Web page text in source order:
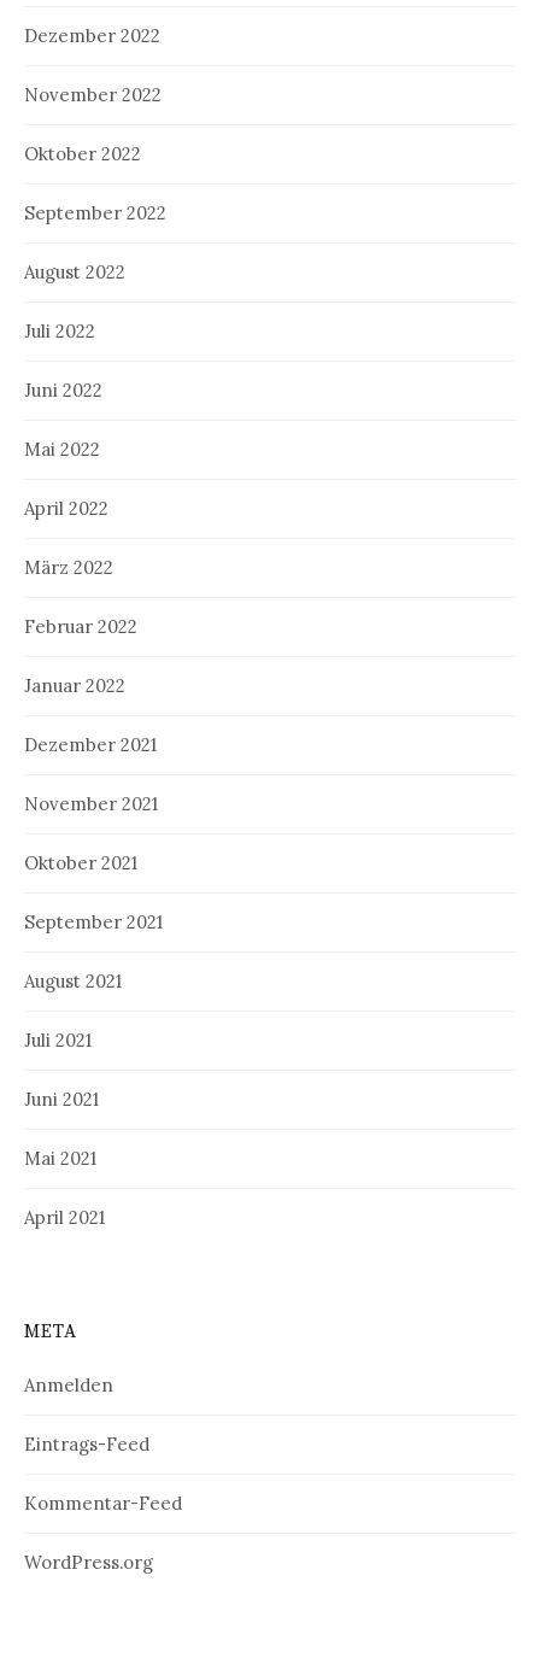
Dezember 2022
November 2022
Oktober 2022
September 2022
August 2022
Juli 2022
Juni 2022
Mai 2022
April 2022
März 2022
Februar 2022
Januar 2022
Dezember 2021
November 2021
Oktober 2021
September 2021
August 2021
Juli 2021
Juni 2021
Mai 2021
April 2021
META
Anmelden
Eintrags-Feed
Kommentar-Feed
WordPress.org